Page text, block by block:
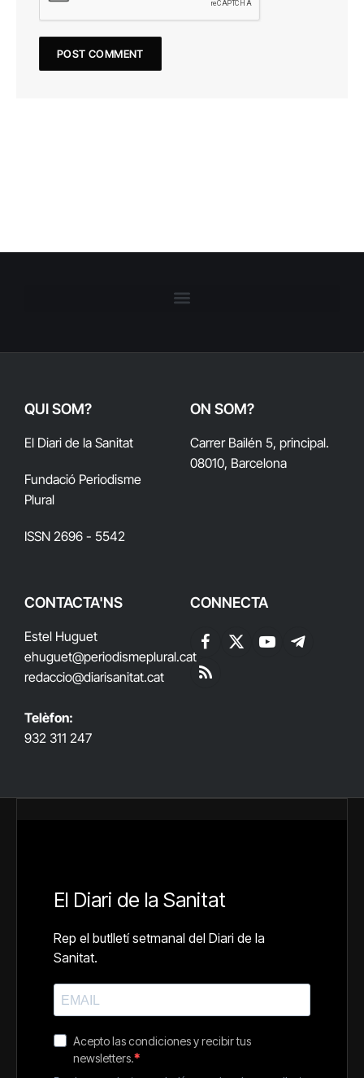
QUI SOM?
El Diari de la Sanitat
Fundació Periodisme
Plural
ISSN 2696 - 5542
ON SOM?
Carrer Bailén 5, principal.
08010, Barcelona
CONTACTA'NS
Estel Huguet
ehuguet@periodismeplural.cat
redaccio@diarisanitat.cat
Telèfon:
932 311 247
CONNECTA
Facebook
X
YouTubeTelegram
RSS